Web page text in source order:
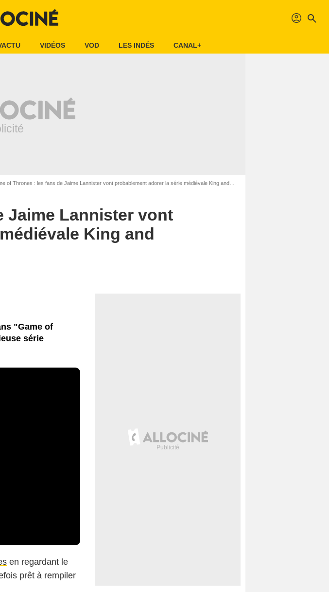
profil search
VIDÉOS VOD LES INDÉS CANAL+
of Thrones : les fans de Jaime Lannister vont probablement adorer la série médiévale King and Conqueror
Jaime Lannister vont
King and
"Game of
série
en regardant le
prêt à rempiler